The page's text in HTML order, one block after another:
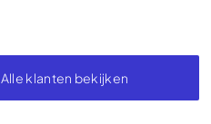
Alle klanten bekijken